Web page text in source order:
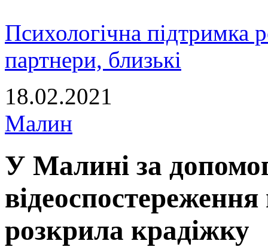
Психологічна підтримка
партнери, близькі
18.02.2021
Малин
У Малині за
розкрила крадіжку